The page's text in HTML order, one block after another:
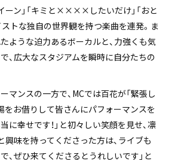
ーン」「キミと××××したいだけ」「おと
ストな独自の世界観を持つ楽曲を連発。ま
ような迫力あるボーカルと、力強くも気
、広大なスタジアムを瞬時に自分たちの
マンスの一方で、MCでは百花が「緊張し
をお借りして皆さんにパフォーマンスを
に幸せです！」と初々しい笑顔を見せ、凛
興味を持ってくださった方は、ライブも
、ぜひ来てくださるとうれしいです」と